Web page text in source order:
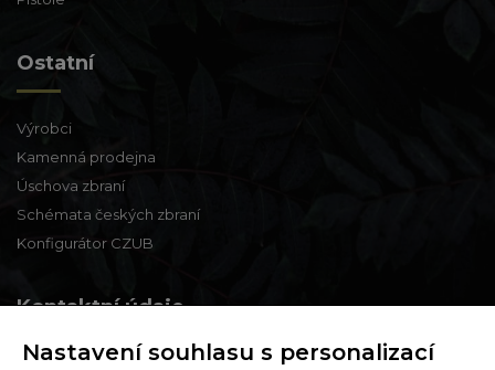
Ostatní
Výrobci
Kamenná prodejna
Úschova zbraní
Schémata českých zbraní
Konfigurátor CZUB
Kontaktní údaje
Nastavení souhlasu s personalizací